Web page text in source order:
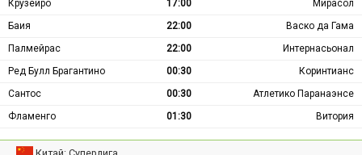
Крузейро 17:00
Мирасол
Баия
22:00
Васко да Гама
Палмейрас
22:00
Интернасьонал
Ред Булл Брагантино
00:30
Коринтианс
Сантос
00:30
Атлетико Паранаэнсе
Фламенго
01:30 Витория